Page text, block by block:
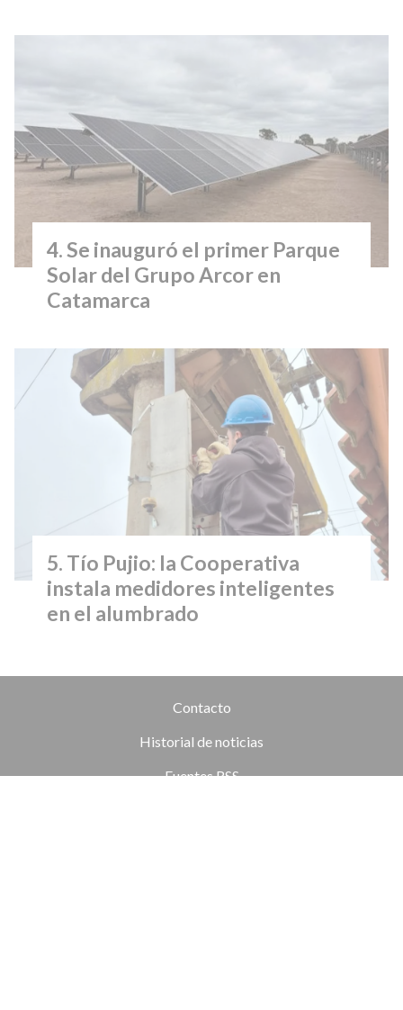
Se inauguró el primer Parque
Solar del Grupo Arcor en
Catamarca
Tío Pujio: la Cooperativa
instala medidores inteligentes
en el alumbrado
Contacto
Historial de noticias
Fuentes RSS